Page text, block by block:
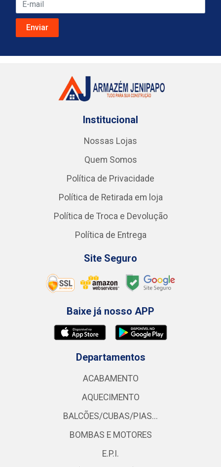
Institucional
Nossas Lojas
Quem Somos
Política de Privacidade
Política de Retirada em loja
Política de Troca e Devolução
Política de Entrega
Site Seguro
Baixe já nosso APP
Departamentos
ACABAMENTO
AQUECIMENTO
BALCÕES/CUBAS/PIAS...
BOMBAS E MOTORES
E.P.I.